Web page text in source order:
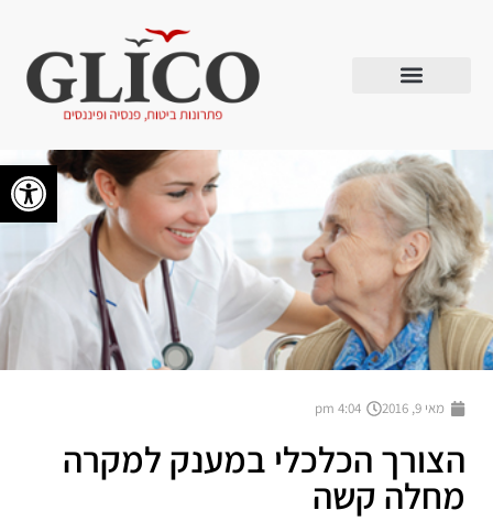
פתח
מאי 9, 2016 4:04 pm
הצורך הכלכלי במענק למקרה
מחלה קשה